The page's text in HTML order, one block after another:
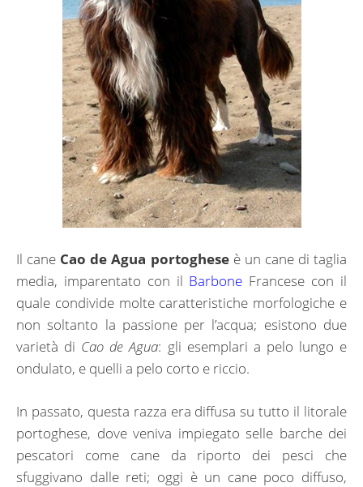
Il cane Cao de Agua portogheseè un cane di taglia
media, imparentato con il Barbone Francese con il
quale condivide molte caratteristiche morfologiche e
non soltanto la passione per l’acqua; esistono due
varietà di Cao de Agua: gli esemplari a pelo lungo e
ondulato, e quelli a pelo corto e riccio.
In passato, questa razza era diffusa su tutto il litorale
portoghese, dove veniva impiegato selle barche dei
pescatori come cane da riporto dei pesci che
sfuggivano dalle reti; oggi è un cane poco diffuso,